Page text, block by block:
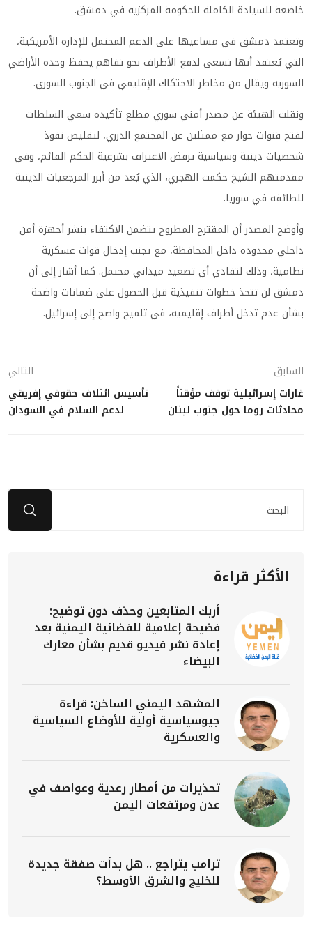
خاضعة للسيادة الكاملة للحكومة المركزية في دمشق.
وتعتمد دمشق في مساعيها على الدعم المحتمل للإدارة الأمريكية،
التي يُعتقد أنها تسعى لدفع الأطراف نحو تفاهم يحفظ وحدة الأراضي
السورية ويقلل من مخاطر الاحتكاك الإقليمي في الجنوب السوري.
ونقلت الهيئة عن مصدر أمني سوري مطلع تأكيده سعي السلطات
لفتح قنوات حوار مع ممثلين عن المجتمع الدرزي، لتقليص نفوذ
شخصيات دينية وسياسية ترفض الاعتراف بشرعية الحكم القائم، وفي
مقدمتهم الشيخ حكمت الهجري، الذي يُعد من أبرز المرجعيات الدينية
للطائفة في سوريا.
وأوضح المصدر أن المقترح المطروح يتضمن الاكتفاء بنشر أجهزة أمن
داخلي محدودة داخل المحافظة، مع تجنب إدخال قوات عسكرية
نظامية، وذلك لتفادي أي تصعيد ميداني محتمل. كما أشار إلى أن
دمشق لن تتخذ خطوات تنفيذية قبل الحصول على ضمانات واضحة
بشأن عدم تدخل أطراف إقليمية، في تلميح واضح إلى إسرائيل.
السابق
غارات إسرائيلية توقف مؤقتاً
محادثات روما حول جنوب لبنان
التالي
تأسيس ائتلاف حقوقي إفريقي
لدعم السلام في السودان
الأكثر قراءة
أربك المتابعين وحذف دون توضيح:
فضيحة إعلامية للفضائية اليمنية بعد
إعادة نشر فيديو قديم بشأن معارك
البيضاء
المشهد اليمني الساخن: قراءة
جيوسياسية أولية للأوضاع السياسية
والعسكرية
تحذيرات من أمطار رعدية وعواصف في
عدن ومرتفعات اليمن
ترامب يتراجع .. هل بدأت صفقة جديدة
للخليج والشرق الأوسط؟